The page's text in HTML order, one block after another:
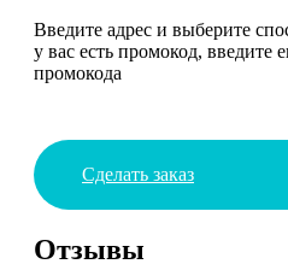
Введите адрес и выберите
у вас есть промокод, введите
промокода
Сделать заказ
Отзывы